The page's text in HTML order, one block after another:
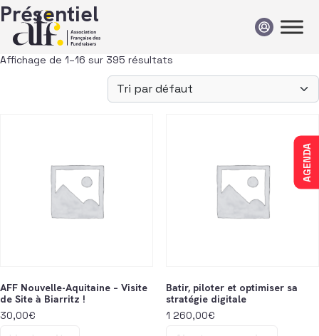
Passer au contenu
AGENDA
Présentiel
Affichage de 1–16 sur 395 résultats
AFF Nouvelle-Aquitaine – Visite
de Site à Biarritz !
30,00€
Batir, piloter et optimiser sa
stratégie digitale
1 260,00€